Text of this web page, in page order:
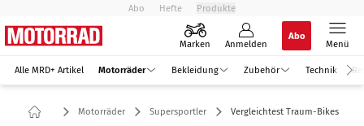
Abo Hefte Produkte
Marken Anmelden
Abo
Menü
Alle MRD+ Artikel Motorräder Bekleidung Zubehör Technik
Motorräder Supersportler Vergleichtest Traum-Bikes